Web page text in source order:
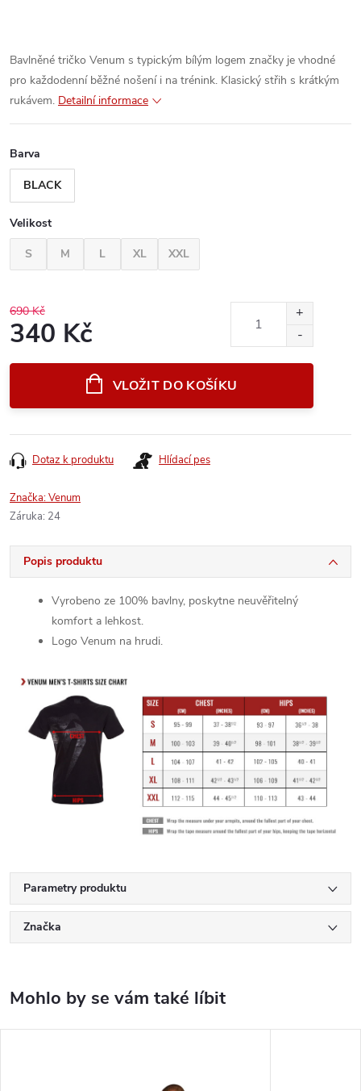
Bavlněné tričko Venum s typickým bílým logem značky je vhodné
pro každodenní běžné nošení i na trénink. Klasický střih s krátkým
rukávem. Detailní informace
Barva
BLACK
Velikost
S
M L XL XXL
690 Kč
340 Kč
VLOŽIT DO KOŠÍKU
Dotaz k produktu Hlídací pes
Značka:Venum
Záruka: 24
Popis produktu
Vyrobeno ze 100% bavlny, poskytne neuvěřitelný
komfort a lehkost.
Logo Venum na hrudi.
Parametry produktu
Značka